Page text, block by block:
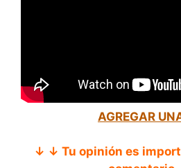
AGREGAR
↓ ↓ Tu opinión es